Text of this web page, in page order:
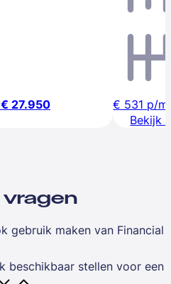
€ 27.950
€ 531 p/m
Bekijk
gebruik maken van Financial
beschikbaar stellen voor een